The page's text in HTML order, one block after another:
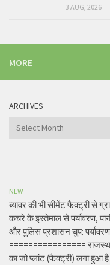
3 AUG, 2026
MORE
ARCHIVES
Archives
NEW
ब्यावर की भी सीमेंट फैक्ट्री से
कचरे के इस्तेमाल से पर्यावरण,
और पुलिस प्रशासन चुप:
================
का जो प्लांट (फैक्ट्री) लगा हुआ